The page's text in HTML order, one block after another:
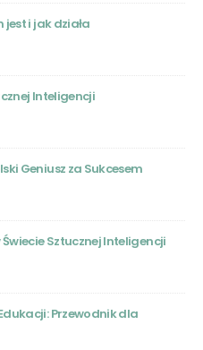
jest i jak działa
Inteligencji
Geniusz za Sukcesem
Sztucznej Inteligencji
Przewodnik dla